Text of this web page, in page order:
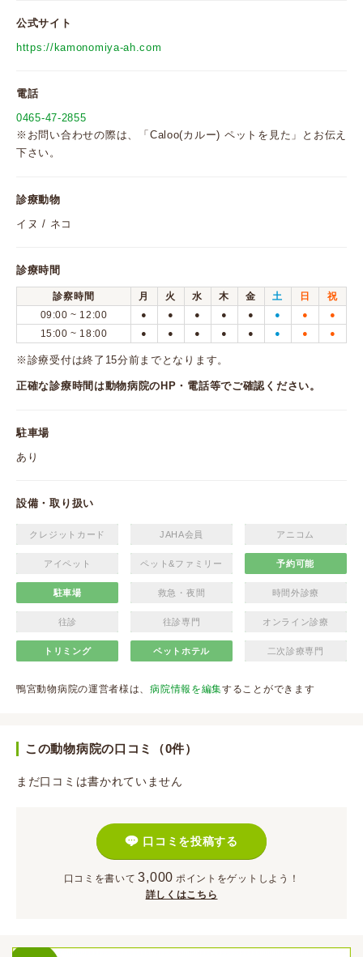
公式サイト
https://kamonomiya-ah.com
電話
0465-47-2855
※お問い合わせの際は、「Caloo(カルー) ペットを見た」とお伝え
下さい。
診療動物
イヌ / ネコ
診療時間
診察時間 月 火 水 木 金 土 日
祝
09:00 ~ 12:00
● ● ● ● ● ● ● ●
15:00 ~ 18:00 ● ● ● ● ● ● ● ●
※診療受付は終了15分前までとなります。
正確な診療時間は動物病院のHP・電話等でご確認ください。
駐車場
あり
設備・取り扱い
クレジットカード JAHA会員 アニコム
アイペット ペット&ファミリー 予約可能
駐車場 救急・夜間 時間外診療
往診 往診専門 オンライン診療
トリミング ペットホテル 二次診療専門
鴨宮動物病院の運営者様は、病院情報を編集することができます
この動物病院の口コミ（0件）
まだ口コミは書かれていません
口コミを投稿する
口コミを書いて 3,000 ポイント をゲットしよう！
詳しくはこちら